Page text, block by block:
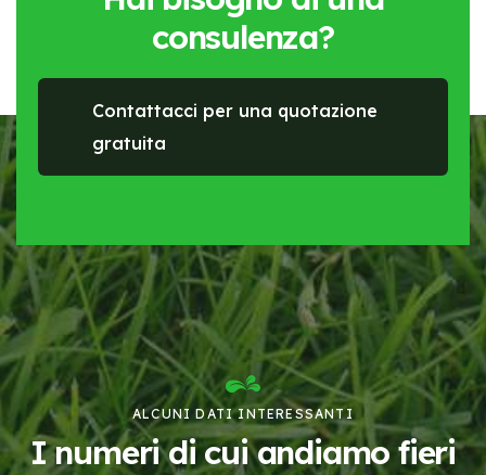
consulenza?
Contattacci per una quotazione
gratuita
ALCUNI DATI INTERESSANTI
I numeri di cui andiamo fieri